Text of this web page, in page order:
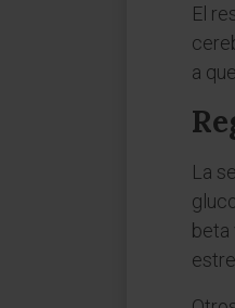
El
a
La
beta